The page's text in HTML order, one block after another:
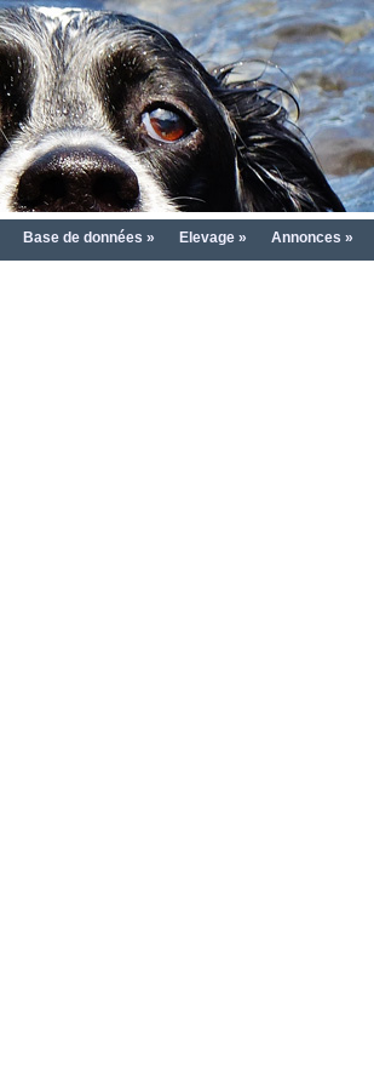
Base de données » Elevage » Annonces »